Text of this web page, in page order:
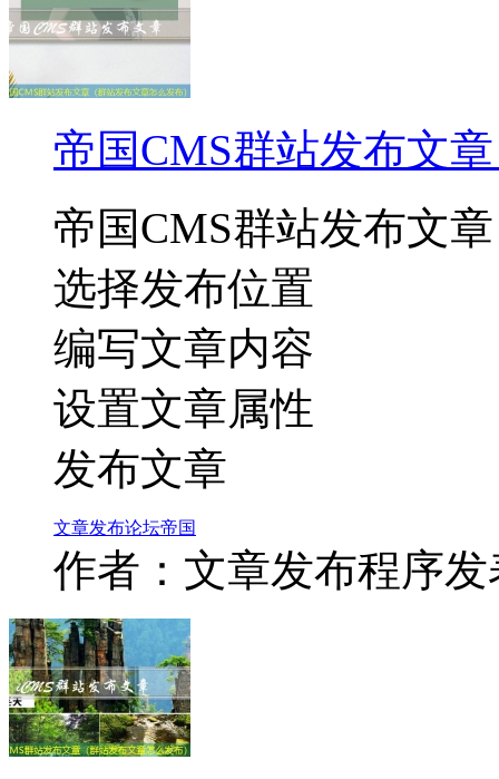
帝国CMS群站发布文
帝国CMS群站发布文章
选择发布位置
编写文章内容
设置文章属性
发布文章
文章发布论坛帝国
作者：文章发布程序发